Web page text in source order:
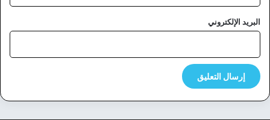
البريد الإلكتروني